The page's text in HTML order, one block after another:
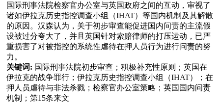
国际刑事法院检察官办公室与英国政府之间的互动，审视了
诸如伊拉克历史指控调查小组（IHAT）等国内机制及其解散
的原因。汉森认为，关于初步审查能促进国内问责的主流假
设被过分夸大了，并且英国针对索赔律师的打压运动，已严
重损害了对被指控的系统性虐待在押人员行为进行问责的努
力。
关键词: 国际刑事法院初步审查；积极补充性原则；英国在
伊拉克的战争罪行；伊拉克历史指控调查小组（IHAT）；在
押人员虐待与非法杀戮；检察官办公室策略；英国国内问责
机制；第15条来文